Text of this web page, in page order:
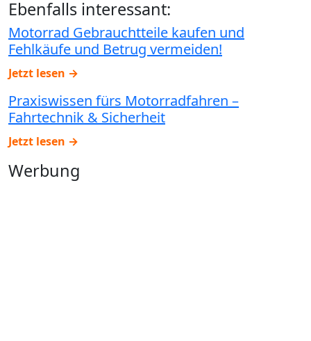
Ebenfalls interessant:
Motorrad Gebrauchtteile kaufen und
Fehlkäufe und Betrug vermeiden!
Jetzt lesen →
Praxiswissen fürs Motorradfahren –
Fahrtechnik & Sicherheit
Jetzt lesen →
Werbung